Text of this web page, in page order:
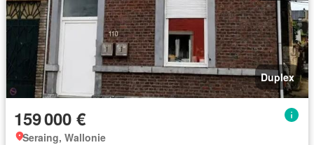
Duplex
159 000 €
Seraing, Wallonie